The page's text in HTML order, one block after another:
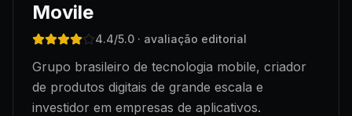
Movile
4.4/5.0 · avaliação editorial
Grupo brasileiro de tecnologia mobile, criador
de produtos digitais de grande escala e
investidor em empresas de aplicativos.